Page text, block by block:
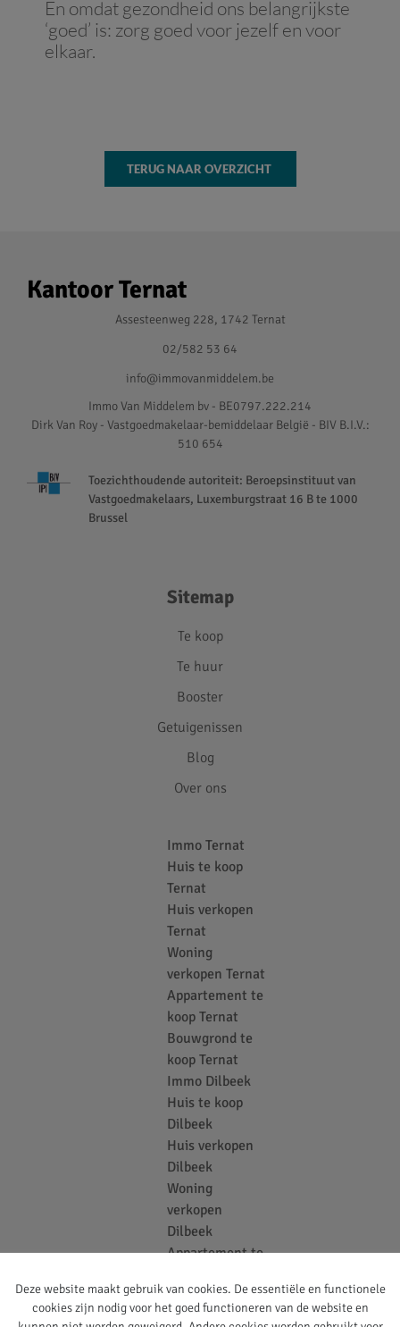
En omdat gezondheid ons belangrijkste
‘goed’ is: zorg goed voor jezelf en voor
elkaar.
TERUG NAAR OVERZICHT
Kantoor Ternat
Assesteenweg 228, 1742 Ternat
02/582 53 64
info@immovanmiddelem.be
Immo Van Middelem bv - BE0797.222.214
Dirk Van Roy - Vastgoedmakelaar-bemiddelaar België - BIV B.I.V.:
510 654
Toezichthoudende autoriteit: Beroepsinstituut van
Vastgoedmakelaars, Luxemburgstraat 16 B te 1000
Brussel
Sitemap
Te koop
Te huur
Booster
Getuigenissen
Blog
Over ons
Immo Ternat
Huis te koop
Ternat
Huis verkopen
Ternat
Woning
verkopen Ternat
Appartement te
koop Ternat
Bouwgrond te
koop Ternat
Immo Dilbeek
Huis te koop
Dilbeek
Huis verkopen
Dilbeek
Woning
verkopen
Dilbeek
Appartement te
Bouwgrond te
koop Dilbeek
Deze website maakt gebruik van cookies. De essentiële en functionele
cookies zijn nodig voor het goed functioneren van de website en